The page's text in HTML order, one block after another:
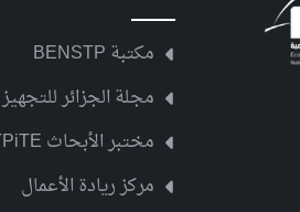
مكتبة BENSTP
مجلة الجزائر للتجهيز
مختبر الأبحاث LTPiTE
مركز ريادة الأعمال